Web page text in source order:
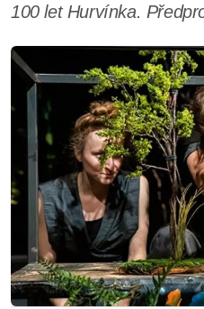
100 let Hurvínka.